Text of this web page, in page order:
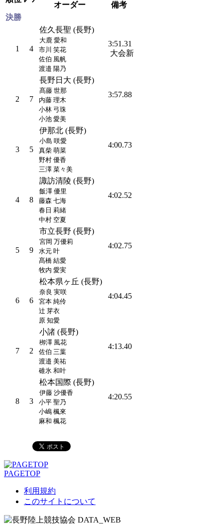
オーダー
備考
決勝
1 4
佐久長聖 (長野)
大鹿 愛和
市川 笑花
佐伯 風帆
渡邉 陽乃
3:51.31
大会新
2 7
長野日大 (長野)
髙藤 世那
内藤 理木
小林 弓珠
小池 愛美
3:57.88
3 5
伊那北 (長野)
小島 咲愛
真柴 萌菜
野村 優香
三澤 菜々美
4:00.73
4 8
諏訪清陵 (長野)
飯澤 優里
藤森 七海
春日 莉緒
中村 空夏
4:02.52
5 9
市立長野 (長野)
宮岡 万優莉
水元 叶
髙橋 結愛
牧内 愛実
4:02.75
6 6
松本県ヶ丘 (長野)
奈良 実咲
宮本 純伶
辻 芽衣
原 知愛
4:04.45
7 2
小諸 (長野)
栁澤 風花
佐伯 三葉
渡邉 美祐
碓氷 和叶
4:13.40
8 3
松本国際 (長野)
伊藤 沙優香
小平 聖乃
小嶋 楓來
麻和 楓花
4:20.55
PAGETOP
利用規約
このサイトについて